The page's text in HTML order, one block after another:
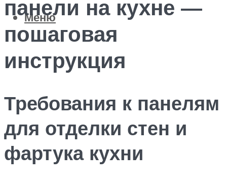
Меню
панели на кухне —
пошаговая
инструкция
Требования к панелям
для отделки стен и
фартука кухни